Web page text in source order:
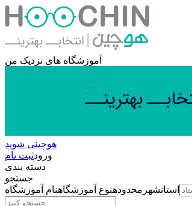
آموزشگاه های نزدیک من
هوچینی شوید
ورودثبت نام
دسته بندی
جستجو
استانشهر محدودهنوع آموزشگاهنام آموزشگاه